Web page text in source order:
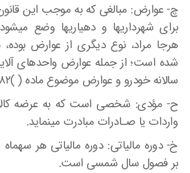
چ- عوارض‌: مبالغی که به موجب این
برای شهرداریها و دهیاریها وضع
هرجا مراد، نوع دیگری از عوارض
شده است؛ از جمله عوارض واحدهای
سالانه خودرو و عوارض موضوع ماده ( )۸۲این قانون.
ح- مؤدی‌: شخصی است که به عرضه
واردات یا صـادرات مبادرت مینماید.
خ- دوره مالیاتی‌: دوره مالیاتی هر
بر فصول سال شمسی است.